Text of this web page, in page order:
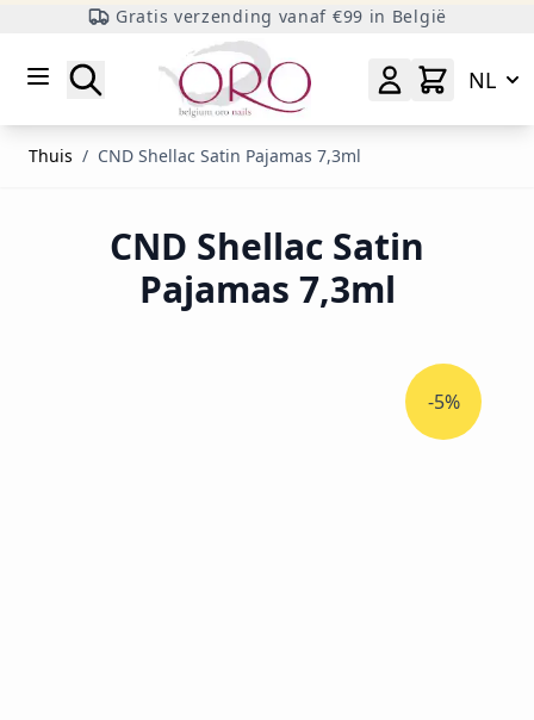
Gratis verzending vanaf €99 in België
Zoeken
NL
Thuis / CND Shellac Satin Pajamas 7,3ml
CND Shellac Satin
Pajamas 7,3ml
-5%